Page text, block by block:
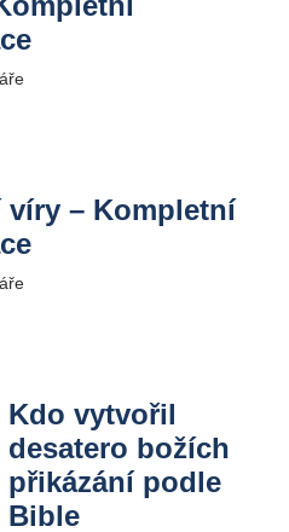
– Kompletní
Kdo vytvořil
desatero božích
přikázání podle
Bible